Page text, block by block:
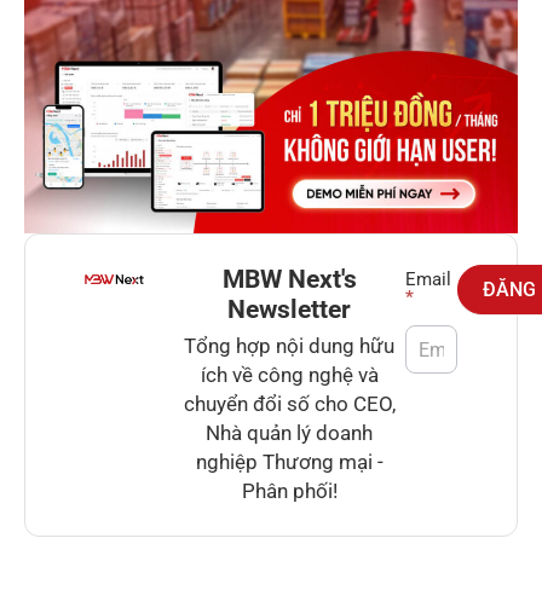
MBW Next's
Newsletter
Tổng hợp nội dung hữu
ích về công nghệ và
chuyển đổi số cho CEO,
Nhà quản lý doanh
nghiệp Thương mại -
Phân phối!
Newsletter
Email
*
ĐĂNG